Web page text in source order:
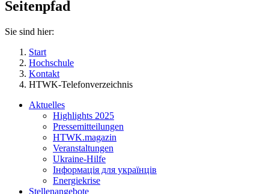
Seitenpfad
Sie sind hier:
Start
Hochschule
Kontakt
HTWK-Telefonverzeichnis
Aktuelles
Highlights 2025
Pressemitteilungen
HTWK.magazin
Veranstaltungen
Ukraine-Hilfe
Інформація для українців
Energiekrise
Stellenangebote